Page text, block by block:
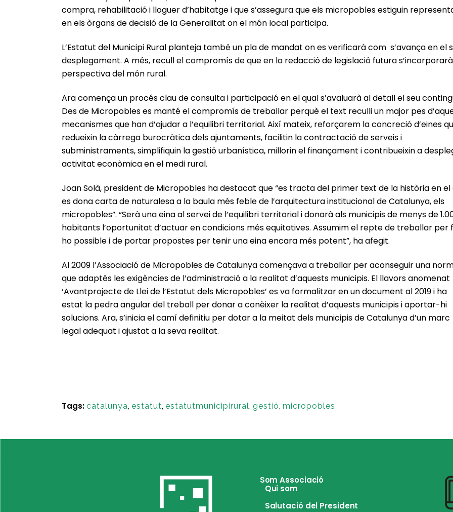
compra, rehabilitació i lloguer d’habitatge i que s’assegura que els micropobles estiguin
en els òrgans de decisió de la Generalitat on el món local participa.
L’Estatut del Municipi Rural planteja també un pla de mandat on es verificarà com s’avança en el
desplegament. A més, recull el compromís de que en la redacció de legislació futura
perspectiva del món rural.
Ara comença un procés clau de consulta i participació en el qual s’avaluarà al detall el seu
Des de Micropobles es manté el compromís de treballar perquè el text reculli un major pes
mecanismes que han d’ajudar a l’equilibri territorial. Així mateix, reforçarem la concreció d’eines
redueixin la càrrega burocràtica dels ajuntaments, facilitin la contractació de serveis i
subministraments, simplifiquin la gestió urbanística, millorin el finançament i contribueixin a
activitat econòmica en el medi rural.
Joan Solà, president de Micropobles ha destacat que “es tracta del primer text de la història en el
es dona carta de naturalesa a la baula més feble de l’arquitectura institucional de Catalunya, els
micropobles”. “Serà una eina al servei de l’equilibri territorial i donarà als municipis de menys de
habitants l’oportunitat d’actuar en condicions més equitatives. Assumim el repte de treballar per
ho possible i de portar propostes per tenir una eina encara més potent”, ha afegit.
Al 2009 l’Associació de Micropobles de Catalunya començava a treballar per aconseguir una
que adaptés les exigències de l’administració a la realitat d’aquests municipis. El llavors anomenat
‘Avantprojecte de Llei de l’Estatut dels Micropobles’ es va formalitzar en un document al 2019 i ha
estat la pedra angular del treball per donar a conèixer la realitat d’aquests municipis i aportar-hi
solucions. Ara, s’inicia el camí definitiu per dotar a la meitat dels municipis de Catalunya d’un marc
legal adequat i ajustat a la seva realitat.
Tags: catalunya, estatut, estatutmunicipirural, gestió, micropobles
Som Associació
Qui som
Salutació del President